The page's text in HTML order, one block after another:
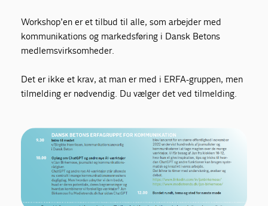
Workshop’en er et tilbud til alle, som arbejder med
kommunikations og markedsføring i Dansk Betons
medlemsvirksomheder.
Det er ikke et krav, at man er med i ERFA-gruppen, men
tilmelding er nødvendig. Du vælger det ved tilmelding.